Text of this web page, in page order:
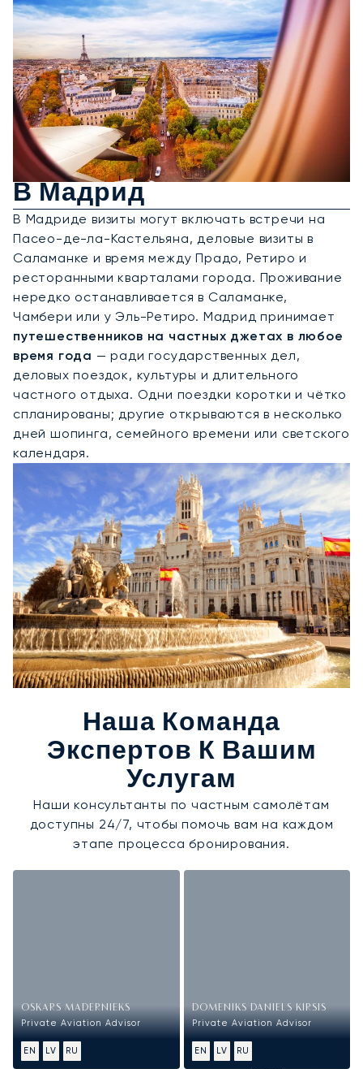
Аренда Частного Джета
В Мадрид
В Мадриде визиты могут включать встречи на
Пасео-де-ла-Кастельяна, деловые визиты в
Саламанке и время между Прадо, Ретиро и
ресторанными кварталами города. Проживание
нередко останавливается в Саламанке,
Чамбери или у Эль-Ретиро. Мадрид принимает
путешественников на частных джетах в любое
время года — ради государственных дел,
деловых поездок, культуры и длительного
частного отдыха. Одни поездки коротки и чётко
спланированы; другие открываются в несколько
дней шопинга, семейного времени или светского
календаря.
Наша Команда
Экспертов К Вашим
Услугам
Наши консультанты по частным самолётам
доступны 24/7, чтобы помочь вам на каждом
этапе процесса бронирования.
OSKARS MADERNIEKS
Private Aviation Advisor
EN LV RU
DOMENIKS DANIELS KIRSIS
Private Aviation Advisor
EN LV RU